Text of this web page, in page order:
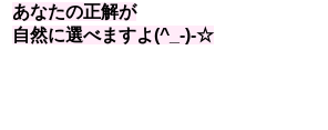
あなたの正解が
自然に選べますよ(^_-)-☆